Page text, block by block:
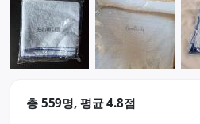
총 559명, 평균 4.8점